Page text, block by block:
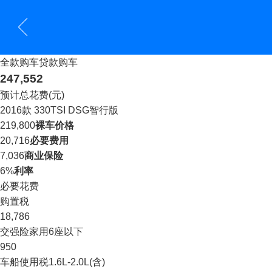
全款购车贷款购车
247,552
预计总花费(元)
2016款 330TSI DSG智行版
219,800裸车价格
20,716必要费用
7,036商业保险
6%利率
必要花费
购置税
18,786
交强险家用6座以下
950
车船使用税1.6L-2.0L(含)